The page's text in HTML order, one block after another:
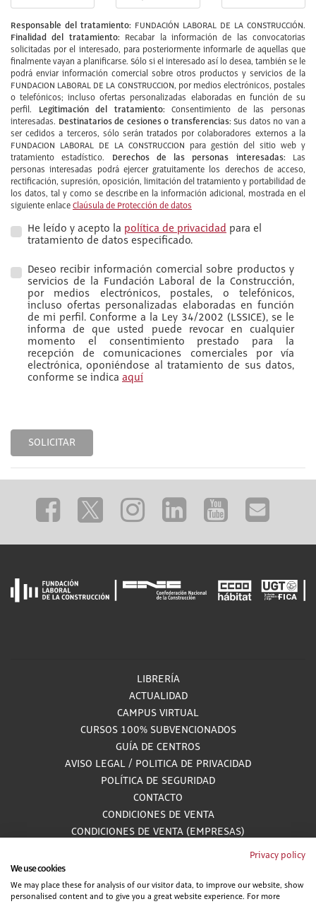
Responsable del tratamiento: FUNDACIÓN LABORAL DE LA CONSTRUCCIÓN.
Finalidad del tratamiento: Recabar la información de las convocatorias
solicitadas por el interesado, para posteriormente informarle de aquellas que
finalmente vayan a planificarse. Sólo si el interesado así lo desea, también se le
podrá enviar información comercial sobre otros productos y servicios de la
FUNDACION LABORAL DE LA CONSTRUCCION, por medios electrónicos, postales
o telefónicos; incluso ofertas personalizadas elaboradas en función de su
perfil.
Legitimación del tratamiento: Consentimiento de las personas
interesadas. Destinatarios de cesiones o transferencias: Sus datos no van a
ser cedidos a terceros, sólo serán tratados por colaboradores externos a la
FUNDACION LABORAL DE LA CONSTRUCCION para gestión del sitio web y
tratamiento estadístico.
Derechos de las personas interesadas: Las
personas interesadas podrá ejercer gratuitamente los derechos de acceso,
rectificación, supresión, oposición, limitación del tratamiento y portabilidad de
los datos, tal y como se describe en la información adicional, mostrada en el
siguiente enlace Claúsula de Protección de datos
He leído y acepto la política de privacidad para el
tratamiento de datos especificado.
Deseo recibir información comercial sobre productos y
servicios de la Fundación Laboral de la Construcción,
por medios electrónicos, postales, o telefónicos,
incluso ofertas personalizadas elaboradas en función
de mi perfil. Conforme a la Ley 34/2002 (LSSICE), se le
informa de que usted puede revocar en cualquier
momento el consentimiento prestado para la
recepción de comunicaciones comerciales por vía
electrónica, oponiéndose al tratamiento de sus datos,
conforme se indica aquí
SOLICITAR
LIBRERÍA
ACTUALIDAD
CAMPUS VIRTUAL
CURSOS 100% SUBVENCIONADOS
GUÍA DE CENTROS
AVISO LEGAL / POLITICA DE PRIVACIDAD
POLÍTICA DE SEGURIDAD
CONTACTO
CONDICIONES DE VENTA
CONDICIONES DE VENTA (EMPRESAS)
Privacy policy
We use cookies
We may place these for analysis of our visitor data, to improve our website, show
personalised content and to give you a great website experience. For more